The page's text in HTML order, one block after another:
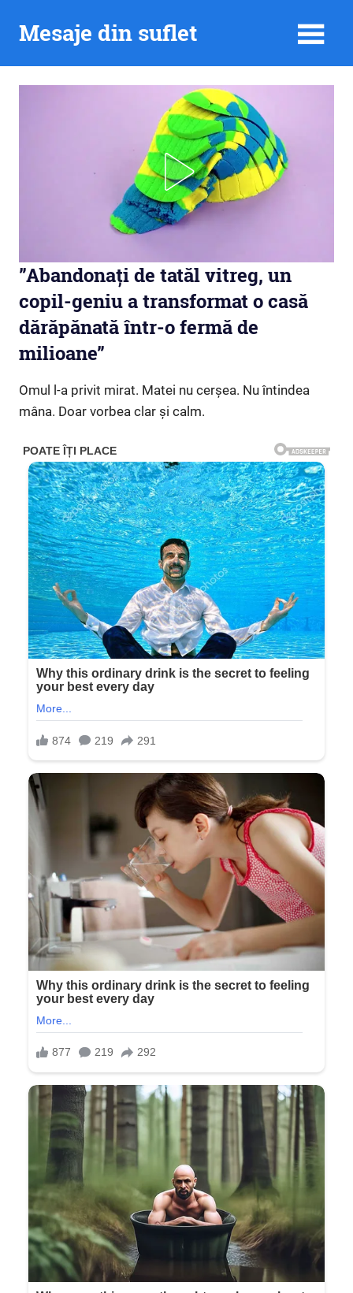
Mesaje din suflet
”Abandonați de tatăl vitreg, un
copil-geniu a transformat o casă
dărăpănată într-o fermă de
milioane”
Omul l-a privit mirat. Matei nu cerșea. Nu întindea
mâna. Doar vorbea clar și calm.